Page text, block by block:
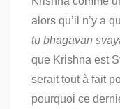
alors qu’il n’y a
tu bhagavan
que Krishna est
serait tout à fait
pourquoi ce